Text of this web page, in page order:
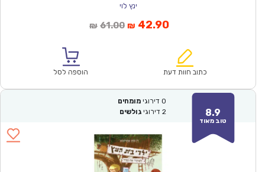
ינץ לוי
₪ 61.00המחיר
₪61.00.
₪ 42.90המחיר
הוא:
כתוב חוות דעת הוספה לסל
8.9
טוב מאוד
0 דירוגי מומחים
2 דירוגי גולשים